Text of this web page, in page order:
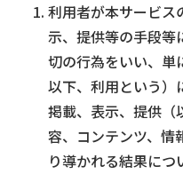
利用者が本サービス
示、提供等の手段等
切の行為をいい、単
以下、利用という）
掲載、表示、提供（
容、コンテンツ、情
り導かれる結果に